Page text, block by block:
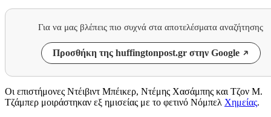
Για να μας βλέπεις πιο συχνά στα αποτελέσματα αναζήτησης
Προσθήκη της huffingtonpost.gr στην Google
Οι επιστήμονες Ντέιβιντ Μπέικερ, Ντέμης Χασάμπης και Τζον Μ.
Τζάμπερ μοιράστηκαν εξ ημισείας με το φετινό Νόμπελ Χημείας.